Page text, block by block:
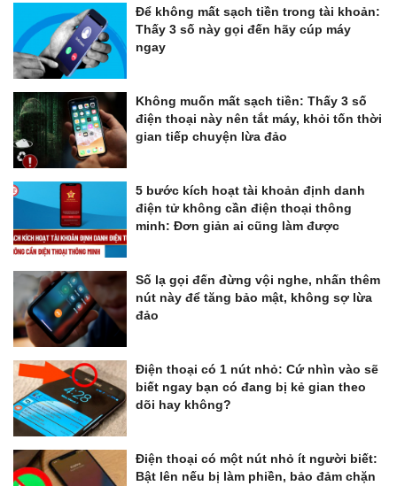
Để không mất sạch tiền trong tài khoản:
Thấy 3 số này gọi đến hãy cúp máy
ngay
Không muốn mất sạch tiền: Thấy 3 số
điện thoại này nên tắt máy, khỏi tốn thời
gian tiếp chuyện lừa đảo
5 bước kích hoạt tài khoản định danh
điện tử không cần điện thoại thông
minh: Đơn giản ai cũng làm được
Số lạ gọi đến đừng vội nghe, nhấn thêm
nút này để tăng bảo mật, không sợ lừa
đảo
Điện thoại có 1 nút nhỏ: Cứ nhìn vào sẽ
biết ngay bạn có đang bị kẻ gian theo
dõi hay không?
Điện thoại có một nút nhỏ ít người biết:
Bật lên nếu bị làm phiền, bảo đảm chặn